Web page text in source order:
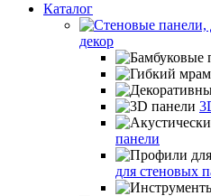
Каталог
декор
панели
для стеновых